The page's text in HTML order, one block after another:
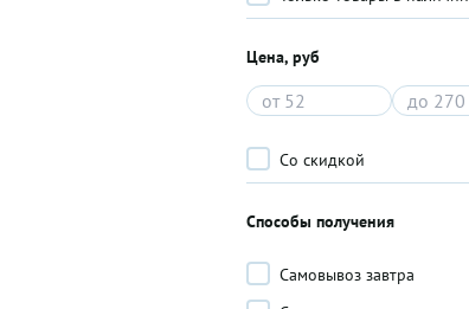
Цена, руб
Со скидкой
Способы получения
Самовывоз завтра